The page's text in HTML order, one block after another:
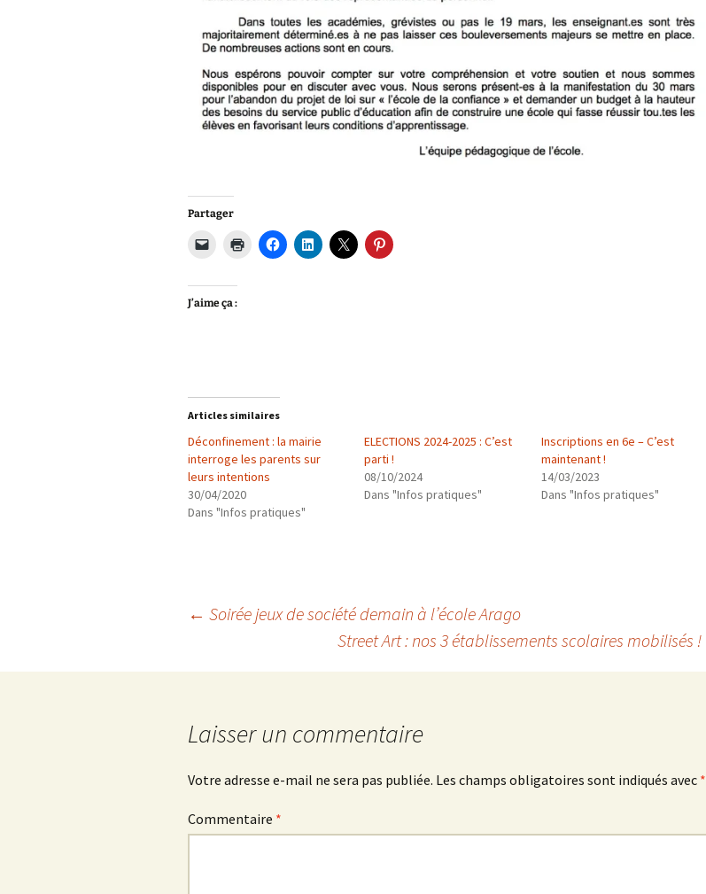
Partager
J’aime ça :
Articles similaires
Déconfinement : la mairie
interroge les parents sur
leurs intentions
30/04/2020
Dans "Infos pratiques"
ELECTIONS 2024-2025 : C’est
parti !
08/10/2024
Dans "Infos pratiques"
Inscriptions en 6e – C’est
maintenant !
14/03/2023
Dans "Infos pratiques"
Navigation
des
← Soirée jeux de société demain à l’école Arago
Street Art : nos 3 établissements scolaires mobilisés !
Laisser un commentaire
Votre adresse e-mail ne sera pas publiée. Les champs obligatoires sont indiqués avec *
Commentaire *